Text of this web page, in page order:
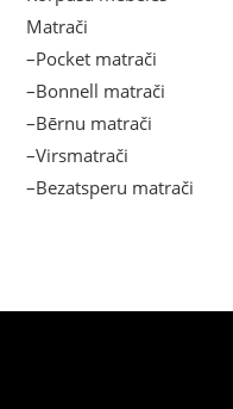
Matrači
–Pocket matrači
–Bonnell matrači
–Bērnu matrači
–Virsmatrači
–Bezatsperu matrači